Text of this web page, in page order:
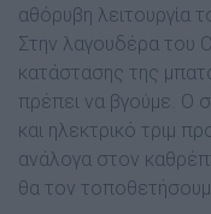
αθόρυβη λειτουργία
Στην λαγουδέρα του
κατάστασης της
πρέπει να βγούµε. Ο
και ηλεκτρικό τριµ
ανάλογα στον
θα τον